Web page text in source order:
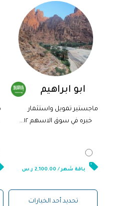
ابو ابراهيم
ماجستير تمويل واستثمار
خبره في سوق الاسهم ١٢...
باقة شهر / 2,100.00 ر.س
تحديد أحد الخيارات